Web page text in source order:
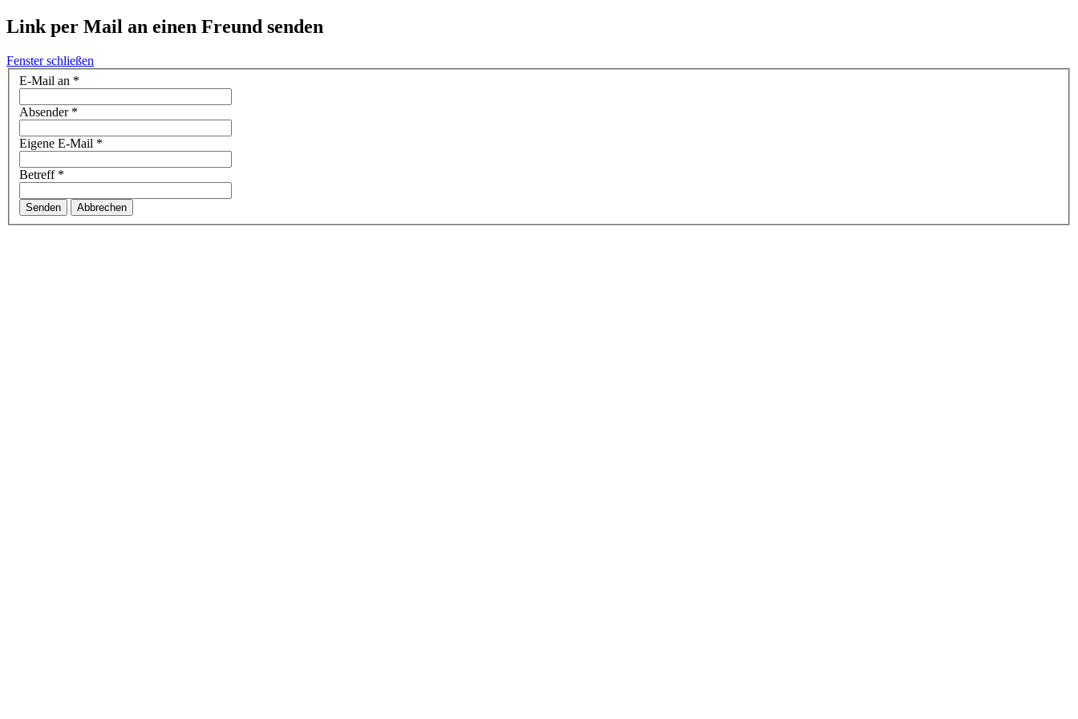
Link per Mail an einen Freund senden
Fenster schließen
E-Mail an *
Absender*
Eigene E-Mail *
Betreff*
Senden Abbrechen